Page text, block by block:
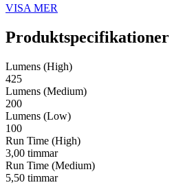
VISA MER
Produktspecifikationer
Lumens (High)
425
Lumens (Medium)
200
Lumens (Low)
100
Run Time (High)
3,00 timmar
Run Time (Medium)
5,50 timmar